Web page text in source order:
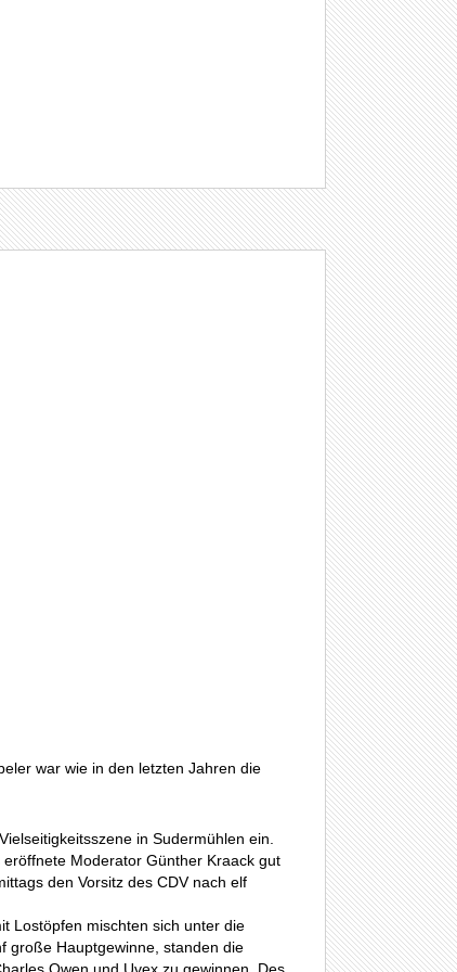
war wie in den letzten Jahren die
in Sudermühlen ein.
Moderator Günther Kraack gut
den Vorsitz des CDV nach elf
Lostöpfen mischten sich unter die
große Hauptgewinne, standen die